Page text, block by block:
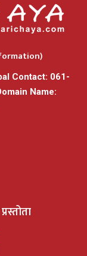
Contact: 061-
Name: